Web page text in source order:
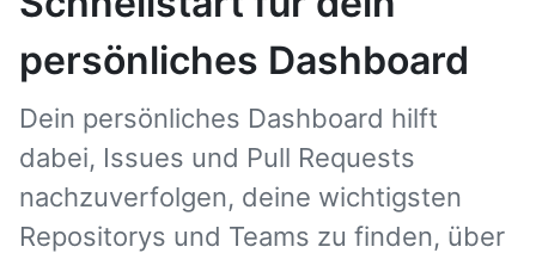
persönliches Dashboard
Dein persönliches Dashboard hilft
dabei, Issues und Pull Requests
nachzuverfolgen, deine wichtigsten
Repositorys und Teams zu finden, über